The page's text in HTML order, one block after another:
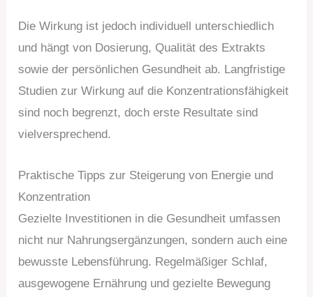
Die Wirkung ist jedoch individuell unterschiedlich
und hängt von Dosierung, Qualität des Extrakts
sowie der persönlichen Gesundheit ab. Langfristige
Studien zur Wirkung auf die Konzentrationsfähigkeit
sind noch begrenzt, doch erste Resultate sind
vielversprechend.
Praktische Tipps zur Steigerung von Energie und
Konzentration
Gezielte Investitionen in die Gesundheit umfassen
nicht nur Nahrungsergänzungen, sondern auch eine
bewusste Lebensführung. Regelmäßiger Schlaf,
ausgewogene Ernährung und gezielte Bewegung